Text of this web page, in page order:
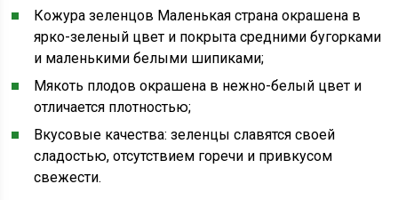
Кожура зеленцов Маленькая страна окрашена в
ярко-зеленый цвет и покрыта средними бугорками
и маленькими белыми шипиками;
Мякоть плодов окрашена в нежно-белый цвет и
отличается плотностью;
Вкусовые качества: зеленцы славятся своей
сладостью, отсутствием горечи и привкусом
свежести.